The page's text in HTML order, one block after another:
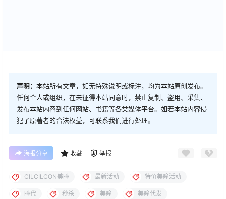
声明： 本站所有文章，如无特殊说明或标注，均为本站原创发布。
任何个人或组织，在未征得本站同意时，禁止复制、盗用、采集、
发布本站内容到任何网站、书籍等各类媒体平台。如若本站内容侵
犯了原著者的合法权益，可联系我们进行处理。
海报分享 收藏 举报
CILCILCON美瞳 最新活动 特价美瞳活动
瞳代 秒杀 美瞳 美瞳代发